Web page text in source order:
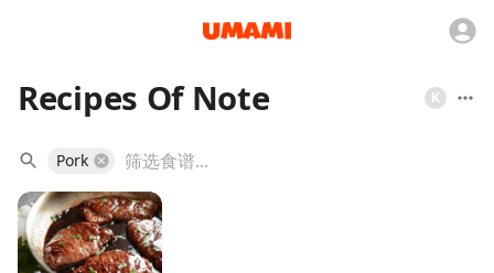
Recipes Of Note K
Pork